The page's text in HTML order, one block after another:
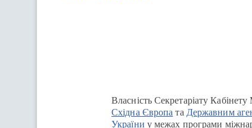
Власність Секретаріату
Східна Європа та Державним
України у межах програми